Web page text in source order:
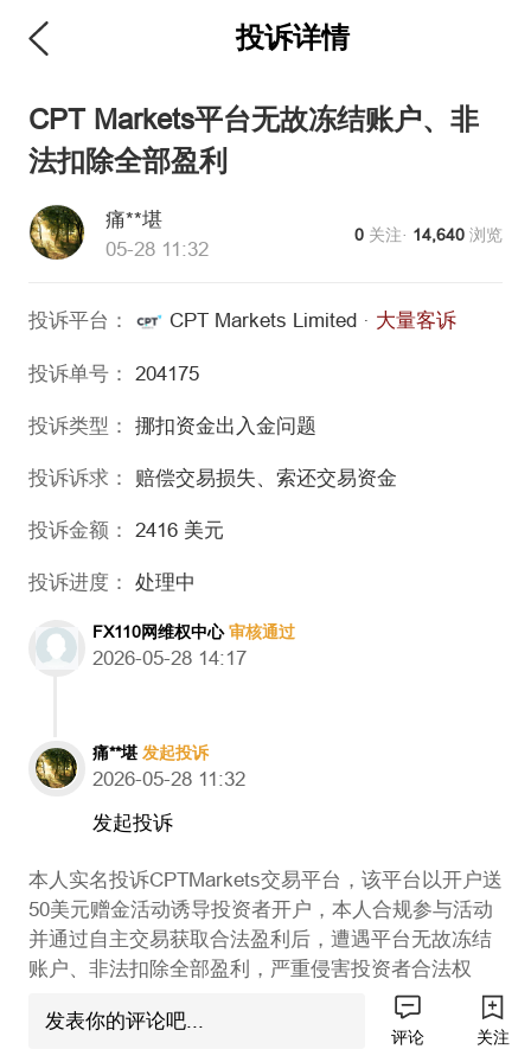
投诉详情
CPT Markets平台无故冻结账户、非
法扣除全部盈利
痛**堪
05-28 11:32
0 关注· 14,640 浏览
投诉平台： CPT Markets Limited· 大量客诉
投诉单号： 204175
投诉类型： 挪扣资金出入金问题
投诉诉求： 赔偿交易损失、索还交易资金
投诉金额： 2416 美元
投诉进度： 处理中
FX110网维权中心审核通过
2026-05-28 14:17
痛**堪 发起投诉
2026-05-28 11:32
发起投诉
本人实名投诉CPTMarkets交易平台，该平台以开户送
50美元赠金活动诱导投资者开户，本人合规参与活动
并通过自主交易获取合法盈利后，遭遇平台无故冻结
账户、非法扣除全部盈利，严重侵害投资者合法权
益，本人通过一晚上通宵自主分析、理性交易，成功
实现盈利2416美元，然而，在交易盈利次日，本人账
发表你的评论吧...
评论 关注